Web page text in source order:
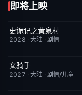
即将上映
6月23日更新
史诡记之黄泉村
2028 · 大陆 · 剧情
7月15日更新
女骑手
2027 · 大陆 · 剧情/儿童